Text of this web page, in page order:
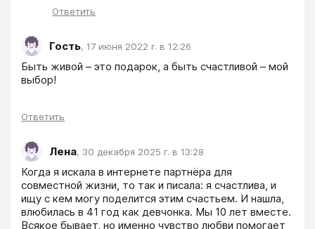
Ответить
Гость, 17 июня 2022 г. в 12:26
Быть живой – это подарок, а быть счастливой – мой
выбор!
Ответить
Лена, 30 декабря 2025 г. в 13:28
Когда я искала в интернете партнёра для
совместной жизни, то так и писала: я счастлива, и
ищу с кем могу поделится этим счастьем. И нашла,
влюбилась в 41 год как девчонка. Мы 10 лет вместе.
Всякое бывает, но именно чувство любви помогает